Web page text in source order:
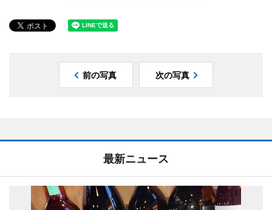
前の写真 次の写真
最新ニュース